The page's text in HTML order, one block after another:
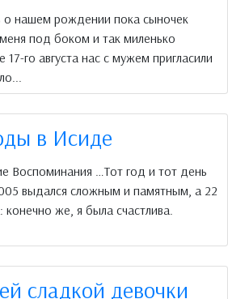
о нашем рождении пока сыночек
под боком и так миленько
го августа нас с мужем пригласили
в Исиде
Воспоминания …Тот год и тот день
выдался сложным и памятным, а 22
же, я была счастлива.
сладкой девочки